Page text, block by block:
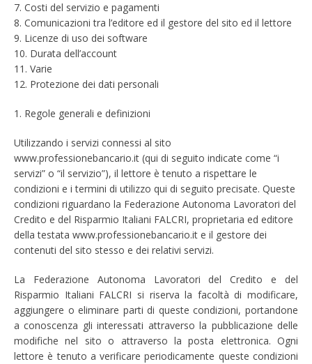
7. Costi del servizio e pagamenti
8. Comunicazioni tra l’editore ed il gestore del sito ed il lettore
9. Licenze di uso dei software
10. Durata dell’account
11. Varie
12. Protezione dei dati personali
1. Regole generali e definizioni
Utilizzando i servizi connessi al sito
www.professionebancario.it (qui di seguito indicate come “i
servizi” o “il servizio”), il lettore è tenuto a rispettare le
condizioni e i termini di utilizzo qui di seguito precisate. Queste
condizioni riguardano la Federazione Autonoma Lavoratori del
Credito e del Risparmio Italiani FALCRI, proprietaria ed editore
della testata www.professionebancario.it e il gestore dei
contenuti del sito stesso e dei relativi servizi.
La Federazione Autonoma Lavoratori del Credito e del
Risparmio Italiani FALCRI si riserva la facoltà di modificare,
aggiungere o eliminare parti di queste condizioni, portandone
a conoscenza gli interessati attraverso la pubblicazione delle
modifiche nel sito o attraverso la posta elettronica. Ogni
lettore è tenuto a verificare periodicamente queste condizioni